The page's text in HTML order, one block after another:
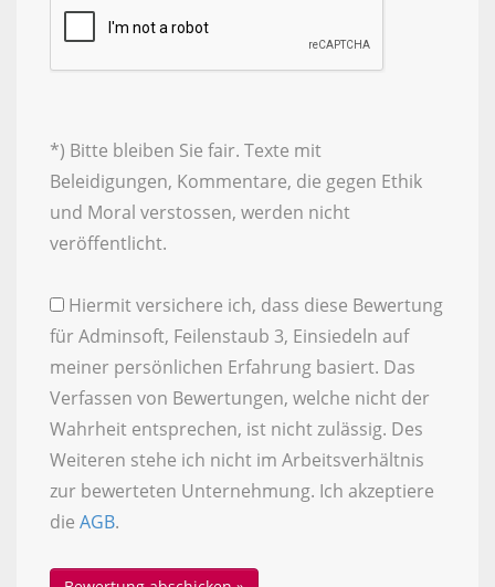
*) Bitte bleiben Sie fair. Texte mit
Beleidigungen, Kommentare, die gegen Ethik
und Moral verstossen, werden nicht
veröffentlicht.
Hiermit versichere ich, dass diese Bewertung
für Adminsoft, Feilenstaub 3, Einsiedeln auf
meiner persönlichen Erfahrung basiert. Das
Verfassen von Bewertungen, welche nicht der
Wahrheit entsprechen, ist nicht zulässig. Des
Weiteren stehe ich nicht im Arbeitsverhältnis
zur bewerteten Unternehmung. Ich akzeptiere
die AGB.